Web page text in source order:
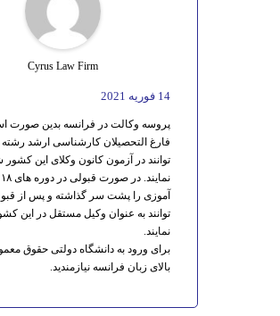
Cyrus Law Firm
14 فوریه 2021
پروسه وکالت در فرانسه بدین صورت
فارغ التحصیلان کارشناسی ارشد
توانند در آزمون کانون وکلای این
آموزی را پشت سر گذاشته و پس از
توانند به عنوان وکیل مستقل در این
نمایند.
برای ورود به دانشگاه دولتی حقوق
بالای زبان فرانسه نیازمندید.